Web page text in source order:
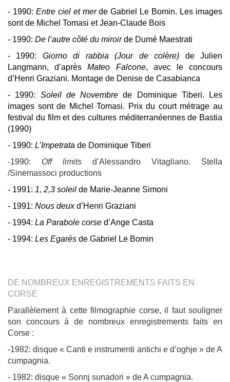
- 1990: Entre ciel et merde Gabriel Le Bomin. Les images
sont de Michel Tomasi et Jean-Claude Bois
- 1990: De l’autre côté du miroirde Dumé Maestrati
- 1990: Giorno di rabbia (Jour de colère) de Julien
Langmann, d’aprèsMateo Falcone, avec le concours
d’Henri Graziani. Montage de Denise de Casabianca
- 1990: Soleil de Novembre de Dominique Tiberi. Les
images sont de Michel Tomasi. Prix du court métrage au
festival du film et des cultures méditerranéennes de Bastia
(1990)
- 1990: L’Impetrata de Dominique Tiberi
-1990: Off limits d’Alessandro Vitagliano. Stella
/Sinemassoci productions
- 1991: 1, 2,3 soleil de Marie-Jeanne Simoni
- 1991: Nous deuxd’Henri Graziani
- 1994: La Parabole corse d’Ange Casta
- 1994: Les Egarés de Gabriel Le Bomin
DE NOMBREUX ENREGISTREMENTS FAITS EN
CORSE
Parallèlement à cette filmographie corse, il faut souligner
son concours à de nombreux enregistrements faits en
Corse :
-1982: disque « Canti e instrumenti antichi e d’oghje » de A
cumpagnia.
- 1982: disque « Sonnj sunadori » de A cumpagnia.